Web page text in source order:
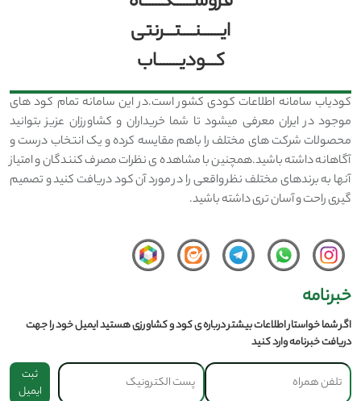
ایــــــنــــتـــرنتی
کـــودیـــــــاب
کودیاب سامانه اطلاعات کودی کشور است.در این سامانه تمام کود های
موجود در ایران معرفی میشود تا شما خریداران و کشاورزان عزیز بتوانید
محصولات شرکت های مختلف را باهم مقایسه کرده و یک انتخاب درست و
آگاهانه داشته باشید.همچنین با مشاهده ی نظرات مصرف کنندگان و امتیاز
آنها به برندهای مختلف نظر واقعی را در مورد آن کود دریافت کنید و تصمیم
گیری راحت و آسان تری داشته باشید.
خبرنامه
اگر شما خواستار اطلاعات بیشتر درباره ی کود و کشاورزی هستید ایمیل خود را جهت
دریافت خبرنامه وارد کنید
ثبت
ایمیل